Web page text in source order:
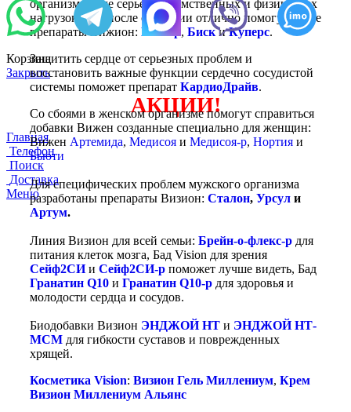
организм после серьезных умственных и физических
нагрузок, или после операции отлично помогут такие
препараты Вижион: Мега-р , БискиКуперс.
Защитить сердце от серьезных проблем и
восстановить важные функции сердечно сосудистой
системы поможет препарат КардиоДрайв.
Со сбоями в женском организме помогут справиться
добавки Вижен созданные специально для женщин:
Вижен Артемида, Медисоя и Медисоя-р, Нортия и
Бьюти
Для специфических проблем мужского организма
разработаны препараты Визион: Сталон, Урсул и
Артум.
Линия Визион для всей семьи: Брейн-о-флекс-р для
питания клеток мозга, Бад Vision для зрения
Сейф2СИ и Сейф2СИ-р поможет лучше видеть, Бад
Гранатин Q10 и Гранатин Q10-р для здоровья и
молодости сердца и сосудов.
Биодобавки Визион ЭНДЖОЙ НТ и ЭНДЖОЙ НТ-
МСМ для гибкости суставов и поврежденных
хрящей.
Косметика Vision: Визион Гель Миллениум, Крем
Визион Миллениум Альянс
Корзина
Закрыть
АКЦИИ!
Главная
Телефон
Поиск
Доставка
Меню